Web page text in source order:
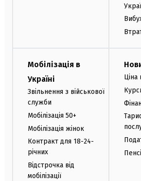
Мобілізація в
Україні
Звільнення з військової
служби
Мобілізація 50+
Мобілізація жінок
Контракт для 18-24-
річних
Відстрочка від
мобілізації
Ціна